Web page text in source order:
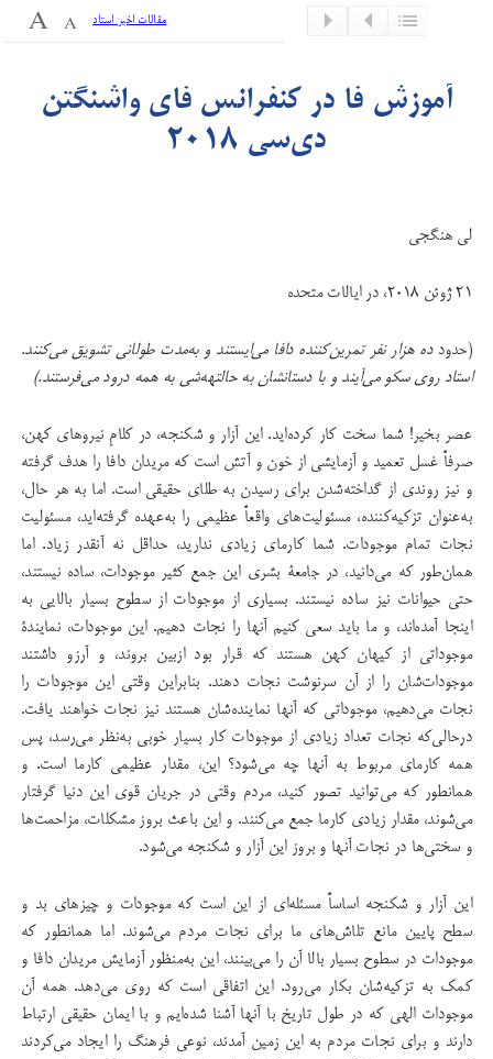
مقالات اخیر استاد
آموزش فا در کنفرانس فای واشنگتن
دی‌سی 2018
لی هنگجی
۲۱ ژوئن 2018، در ایالات متحده
(حدودده هزار نفر تمرین‌کننده دافا می‌ایستند و به‌مدت طولانی تشویق می‌کنند.
استاد روی سکو می‌آیند و با دستانشان به حالتهه‌‌شی به همه درود می‌فرستند.)
عصر بخیر! شما سخت کار کرده‌اید. این آزار و شکنجه، در کلامِ نیروهای کهن،
صرفاً غسل تعمید و آزمایشی از خون و آتش است که مریدان دافا را هدف گرفته
و نیز روندی از گداخته‌شدن برای رسیدن به طلای حقیقی است. اما به هر حال،
به‌عنوان تزکیه‌کننده، مسئولیت‌های واقعاً عظیمی را به‌عهده گرفته‌اید، مسئولیت
نجات تمام موجودات. شما کارمای زیادی ندارید، حداقل نه آنقدر زیاد. اما
همان‌طور که می‌دانید، در جامعۀ بشری این جمع کثیر موجودات، ساده نیستند،
حتی حیوانات نیز ساده نیستند. بسیاری از موجودات از سطوح بسیار بالایی به
اینجا آمده‌اند، و ما باید سعی کنیم آنها را نجات دهیم. این موجودات، نمایندۀ
موجوداتی از کیهان کهن هستند که قرار بود ازبین بروند، و آرزو داشتند
موجودات‌شان را از آن سرنوشت نجات دهند. بنابراین وقتی این موجودات را
نجات می‌دهیم، موجوداتی که آنها نماینده‌شان هستند نیز نجات خواهند یافت.
درحالی‌که نجات تعداد زیادی از موجودات کار بسیار خوبی به‌نظر می‌رسد، پس
همه کارمای مربوط به آنها چه می‌شود؟ این، مقدار عظیمی کارما است. و
همانطور که می‌توانید تصور کنید، مردم وقتی در جریان‌ قوی این دنیا گرفتار
می‌شوند، مقدار زیادی کارما جمع می‌کنند. و این باعث بروز مشکلات، مزاحمت‌ها
و سختی‌ها در نجات آنها و بروز این آزار و شکنجه می‌شود.
این آزار و شکنجه اساساً مسئله‌ای از این است که موجودات و چیزهای بد و
سطح پایین مانع تلاش‌های ما برای نجات مردم می‌شوند. اما همانطور که
موجودات در سطوح بسیار بالا آن را می‌بینند، این به‌منظور آزمایش مریدان دافا و
کمک به تزکیه‌شان بکار می‌رود. این اتفاقی است که روی می‌دهد. همه آن
موجودات الهی که در طول تاریخ با آنها آشنا شده‌ایم و با ایمان حقیقی ارتباط
دارند و برای نجات مردم به این زمین آمدند، نوعی فرهنگ را ایجاد می‌کردند